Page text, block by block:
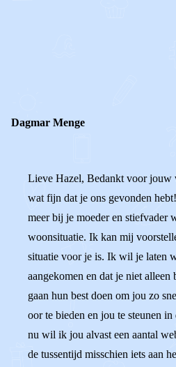
Dagmar Menge
Lieve Hazel, Bedankt voor jouw
wat fijn dat je ons gevonden
meer bij je moeder en stiefvader
woonsituatie. Ik kan mij
situatie voor je is. Ik wil je laten
aangekomen en dat je niet alleen
gaan hun best doen om jou zo
oor te bieden en jou te steunen
nu wil ik jou alvast een aantal
de tussentijd misschien iets aan